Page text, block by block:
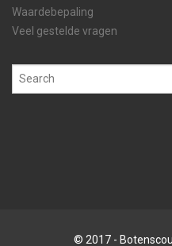
Waardebepaling
Veel gestelde vragen
© 2017 -